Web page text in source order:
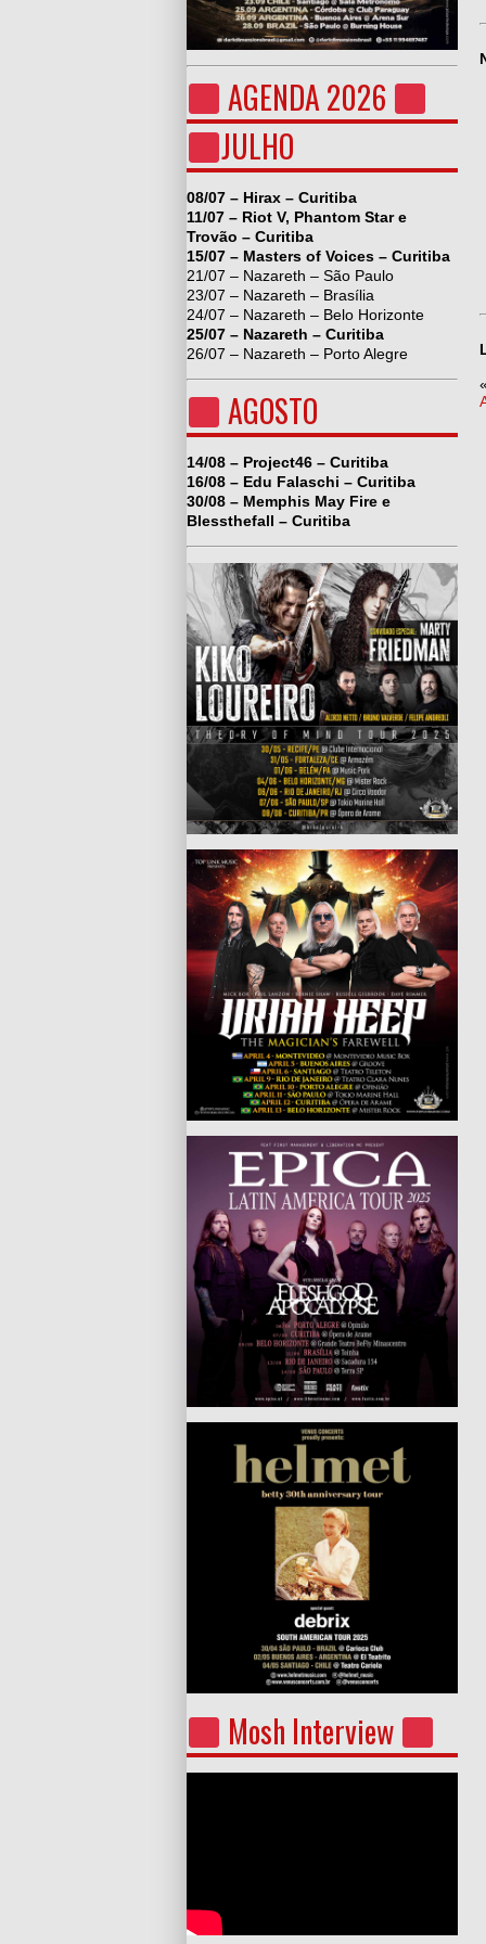
AGENDA 2026
JULHO
08/07 – Hirax – Curitiba
11/07 – Riot V, Phantom Star e
Trovão – Curitiba
15/07 – Masters of Voices – Curitiba
21/07 – Nazareth – São Paulo
23/07 – Nazareth – Brasília
24/07 – Nazareth – Belo Horizonte
25/07 – Nazareth – Curitiba
26/07 – Nazareth – Porto Alegre
AGOSTO
14/08 – Project46 – Curitiba
16/08 – Edu Falaschi – Curitiba
30/08 – Memphis May Fire e
Blessthefall – Curitiba
Mosh Interview